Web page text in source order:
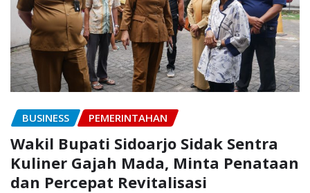
BUSINESS PEMERINTAHAN
Wakil Bupati Sidoarjo Sidak Sentra
Kuliner Gajah Mada, Minta Penataan
dan Percepat Revitalisasi